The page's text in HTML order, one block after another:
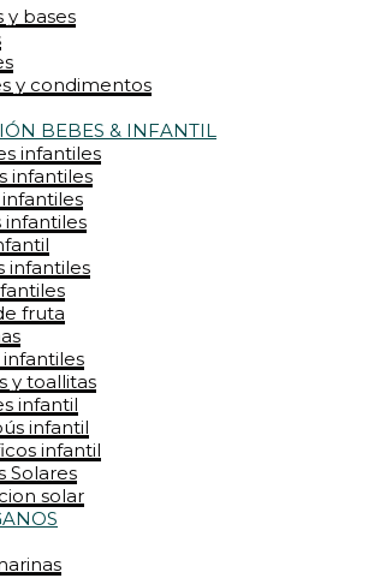
y bases
y condimentos
BEBES & INFANTIL
infantiles
infantiles
infantiles
infantiles
fruta
infantiles
y toallitas
infantil
infantil
infantil
Solares
solar